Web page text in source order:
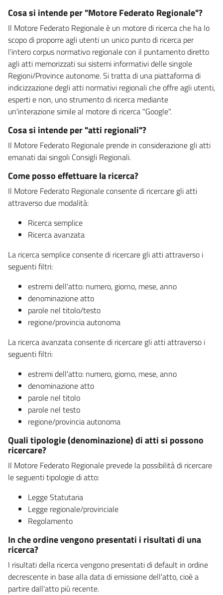
Cosa si intende per "Motore Federato Regionale"?
Il Motore Federato Regionale è un motore di ricerca che ha lo
scopo di proporre agli utenti un unico punto di ricerca per
l'intero corpus normativo regionale con il puntamento diretto
agli atti memorizzati sui sistemi informativi delle singole
Regioni/Province autonome. Si tratta di una piattaforma di
indicizzazione degli atti normativi regionali che offre agli utenti,
esperti e non, uno strumento di ricerca mediante
un'interazione simile al motore di ricerca "Google".
Cosa si intende per "atti regionali"?
Il Motore Federato Regionale prende in considerazione gli atti
emanati dai singoli Consigli Regionali.
Come posso effettuare la ricerca?
Il Motore Federato Regionale consente di ricercare gli atti
attraverso due modalità:
Ricerca semplice
Ricerca avanzata
La ricerca semplice consente di ricercare gli atti attraverso i
seguenti filtri:
estremi dell'atto: numero, giorno, mese, anno
denominazione atto
parole nel titolo/testo
regione/provincia autonoma
La ricerca avanzata consente di ricercare gli atti attraverso i
seguenti filtri:
estremi dell'atto: numero, giorno, mese, anno
denominazione atto
parole nel titolo
parole nel testo
regione/provincia autonoma
Quali tipologie (denominazione) di atti si possono
ricercare?
Il Motore Federato Regionale prevede la possibilità di ricercare
le seguenti tipologie di atto:
Legge Statutaria
Legge regionale/provinciale
Regolamento
In che ordine vengono presentati i risultati di una
ricerca?
I risultati della ricerca vengono presentati di default in ordine
decrescente in base alla data di emissione dell'atto, cioè a
partire dall'atto più recente.